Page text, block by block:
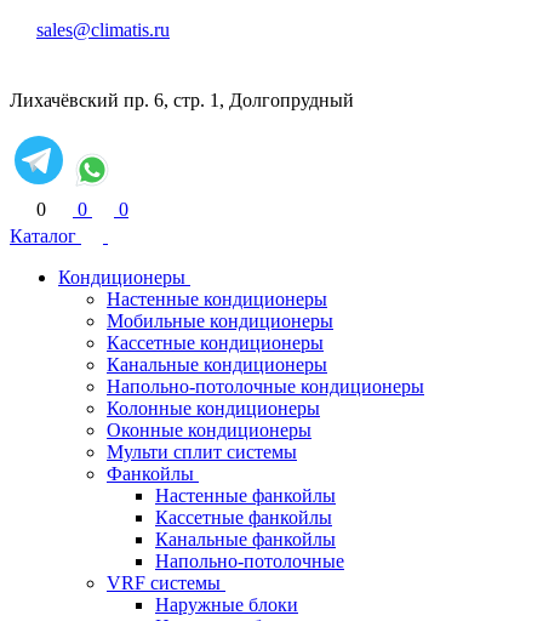
sales@climatis.ru
Лихачёвский пр. 6, стр. 1, Долгопрудный
0 0
0
Каталог
Кондиционеры
Настенные кондиционеры
Мобильные кондиционеры
Кассетные кондиционеры
Канальные кондиционеры
Напольно-потолочные кондиционеры
Колонные кондиционеры
Оконные кондиционеры
Мульти сплит системы
Фанкойлы
Настенные фанкойлы
Кассетные фанкойлы
Канальные фанкойлы
Напольно-потолочные
VRF системы
Наружные блоки